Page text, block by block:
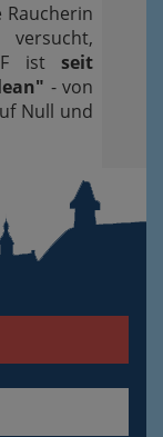
Raucherin
ist seit
- von
Null und